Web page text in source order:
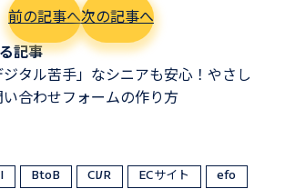
前の記事へ次の記事へ
記事
ジタル苦手」なシニアも安心！やさし
い合わせフォームの作り方
BtoB CVR ECサイト
efo